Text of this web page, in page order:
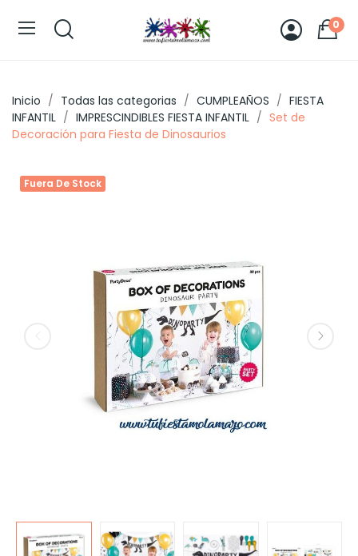
0
Inicio Todas las categorias CUMPLEAÑOS
FIESTA
INFANTIL
IMPRESCINDIBLES FIESTA INFANTIL
Set de
Decoración para Fiesta de Dinosaurios
Fuera De Stock